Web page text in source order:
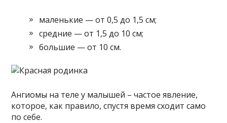
маленькие — от 0,5 до 1,5 см;
средние — от 1,5 до 10 см;
большие — от 10 см.
Ангиомы на теле у малышей – частое явление,
которое, как правило, спустя время сходит само
по себе.